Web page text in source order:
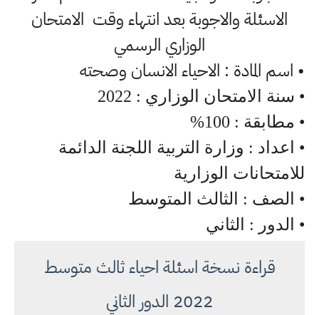
الاسئلة والاجوبة بعد انتهاء وقت الامتحان
الوزاري الرسمي
• اسم المادة : الاحياء الانسان وصحته
• سنة الامتحان الوزاري : 2022
• مطابقة : 100%
• اعداد : وزارة التربية اللجنة الدائمة
للامتحانات الوزارية
• الصف : الثالث المتوسط
• الدور : الثاني
قراءة نسخة اسئلة احياء ثالث متوسط
2022 الدور الثاني